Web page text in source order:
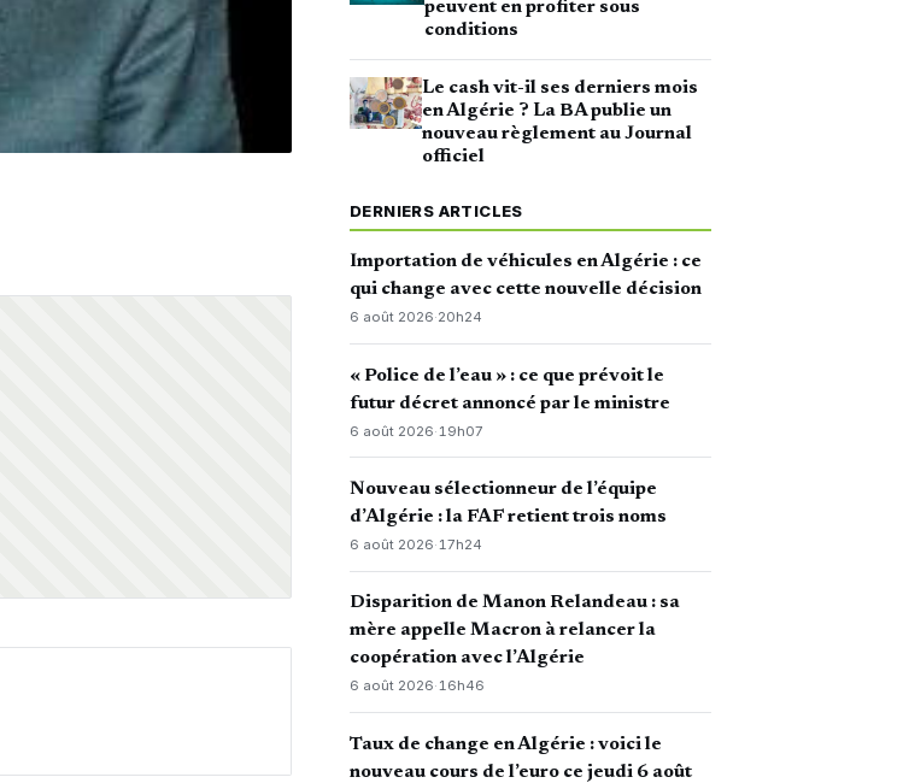
peuvent en profiter sous
conditions
Le cash vit-il ses derniers mois
en Algérie ? La BA publie un
nouveau règlement au Journal
officiel
DERNIERS ARTICLES
Importation de véhicules en Algérie : ce
qui change avec cette nouvelle décision
6 août 2026·20h24
« Police de l’eau » : ce que prévoit le
futur décret annoncé par le ministre
6 août 2026· 19h07
Nouveau sélectionneur de l’équipe
d’Algérie : la FAF retient trois noms
6 août 2026·17h24
Disparition de Manon Relandeau : sa
mère appelle Macron à relancer la
coopération avec l’Algérie
6 août 2026·16h46
Taux de change en Algérie : voici le
nouveau cours de l’euro ce jeudi 6 août